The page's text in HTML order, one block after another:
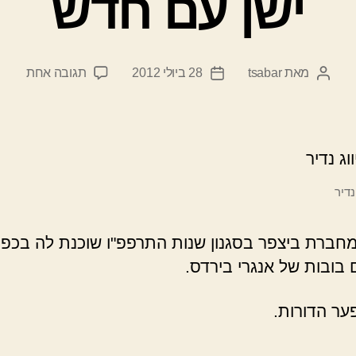
המחבר
מאתtsabar
תאריך
28 ביולי 2012 תגובה אחתעל
נדיר
ביצפר בסגנון שנות התרפפ"ו שוכנת לה
של אנגרי בירדס.
הדורות.